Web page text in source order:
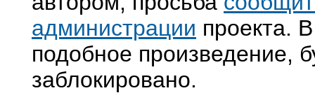
администрации проекта.
подобное произведение,
заблокировано.